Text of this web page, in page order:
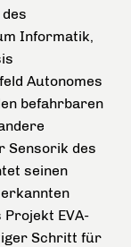
Informatik,
Autonomes
befahrbaren
Sensorik des
seinen
EVA-
Schritt für